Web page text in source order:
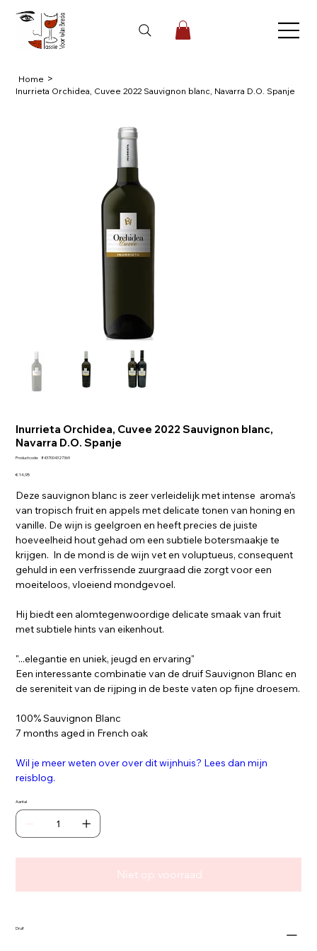
Home >
Inurrieta Orchidea, Cuvee 2022 Sauvignon blanc, Navarra D.O. Spanje
Inurrieta Orchidea, Cuvee 2022 Sauvignon blanc,
Navarra D.O. Spanje
Productcode:
Productcode
8437004327369
Prijs
€ 14,95
Deze sauvignon blanc is zeer verleidelijk met intense aroma's
van tropisch fruit en appels met delicate tonen van honing en
vanille. De wijn is geelgroen en heeft precies de juiste
hoeveelheid hout gehad om een subtiele botersmaakje te
krijgen. In de mond is de wijn vet en voluptueus, consequent
gehuld in een verfrissende zuurgraad die zorgt voor een
moeiteloos, vloeiend mondgevoel.
Hij biedt een alomtegenwoordige delicate smaak van fruit
met subtiele hints van eikenhout.
"...elegantie en uniek, jeugd en ervaring"
Een interessante combinatie van de druif Sauvignon Blanc en
de sereniteit van de rijping in de beste vaten op fijne droesem.
100% Sauvignon Blanc
7 months aged in French oak
Wil je meer weten over over dit wijnhuis? Lees dan mijn
reisblog.
Aantal
Niet op voorraad
Druif